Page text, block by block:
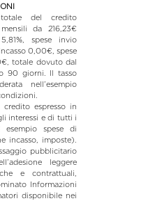
totale del credito
da 216,23€
spese invio
0,00€, spese
totale dovuto dal
90 giorni. Il tasso
nell’esempio
espresso in
interessi e di tutti i
spese di
incasso, imposte).
pubblicitario
leggere
e contrattuali,
Informazioni
disponibile nei